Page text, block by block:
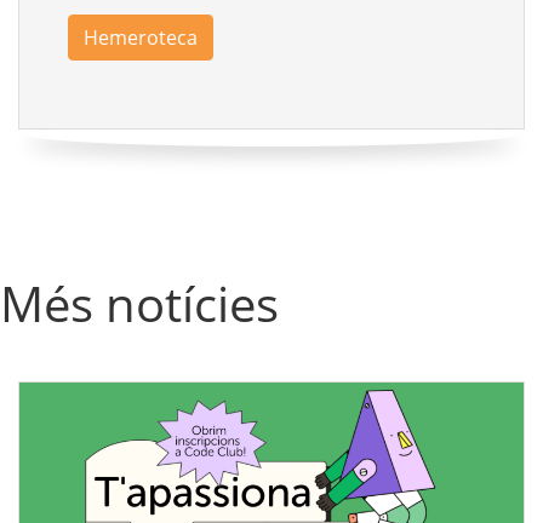
Hemeroteca
Més notícies